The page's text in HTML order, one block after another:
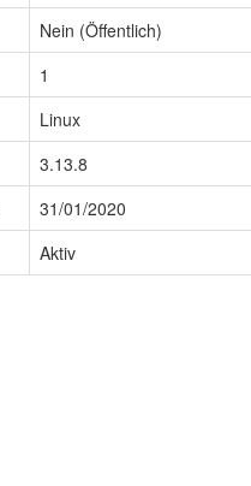
Nein (Öffentlich)
1
Linux
3.13.8
31/01/2020
Aktiv